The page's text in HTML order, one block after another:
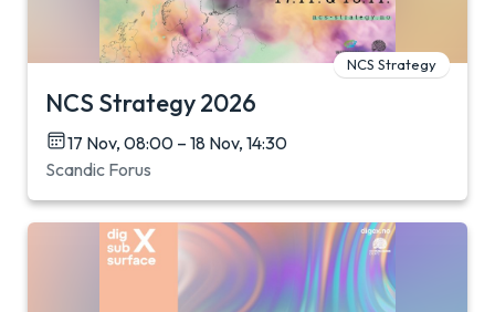
NCS Strategy
NCS Strategy 2026
17 Nov, 08:00 – 18 Nov, 14:30
Scandic Forus